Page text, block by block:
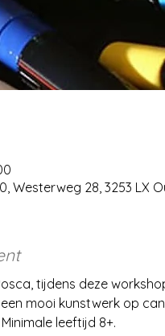
Westerweg 28, 3253 LX
tijdens deze
mooi kunstwerk op
leeftijd 8+.